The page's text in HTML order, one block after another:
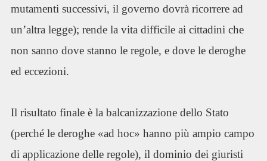
mutamenti successivi, il governo dovrà ricorrere ad
un’altra legge); rende la vita difficile ai cittadini che
non sanno dove stanno le regole, e dove le deroghe
ed eccezioni.
Il risultato finale è la balcanizzazione dello Stato
(perché le deroghe «ad hoc» hanno più ampio campo
di applicazione delle regole), il dominio dei giuristi